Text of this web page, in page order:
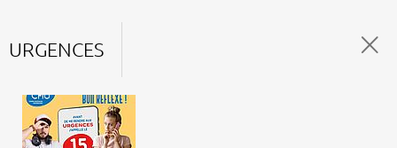
URGENCES